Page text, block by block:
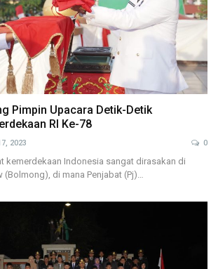
Pimpin Upacara Detik-Detik
RI Ke-78
2023 0
kemerdekaan Indonesia sangat dirasakan di
di mana Penjabat (Pj)…